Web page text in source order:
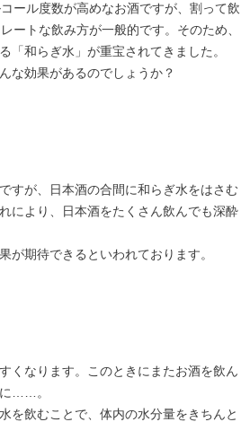
ール度数が高めなお酒ですが、割って飲
ートな飲み方が一般的です。そのため、
「和らぎ水」が重宝されてきました。
な効果があるのでしょうか？
すが、日本酒の合間に和らぎ水をはさむ
により、日本酒をたくさん飲んでも深酔
が期待できるといわれております。
くなります。このときにまたお酒を飲ん
……。
を飲むことで、体内の水分量をきちんと